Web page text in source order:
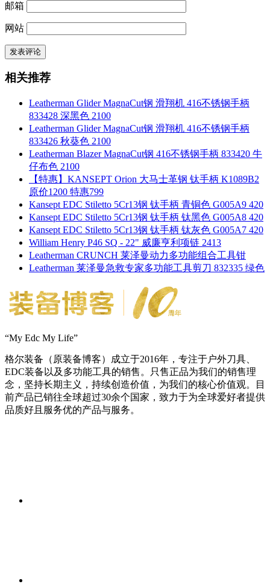
邮箱
网站
相关推荐
Leatherman Glider MagnaCut钢 滑翔机 416不锈钢手柄
833428 深黑色 2100
Leatherman Glider MagnaCut钢 滑翔机 416不锈钢手柄
833426 秋葵色 2100
Leatherman Blazer MagnaCut钢 416不锈钢手柄 833420 牛
仔布色 2100
【特惠】KANSEPT Orion 大马士革钢 钛手柄 K1089B2
原价1200 特惠799
Kansept EDC Stiletto 5Cr13钢 钛手柄 青铜色 G005A9 420
Kansept EDC Stiletto 5Cr13钢 钛手柄 钛黑色 G005A8 420
Kansept EDC Stiletto 5Cr13钢 钛手柄 钛灰色 G005A7 420
William Henry P46 SQ - 22" 威廉亨利项链 2413
Leatherman CRUNCH 莱泽曼动力多功能组合工具钳
Leatherman 莱泽曼急救专家多功能工具剪刀 832335 绿色
“My Edc My Life”
格尔装备（原装备博客）成立于2016年，专注于户外刀具、
EDC装备以及多功能工具的销售。只售正品为我们的销售理
念，坚持长期主义，持续创造价值，为我们的核心价值观。目
前产品已销往全球超过30余个国家，致力于为全球爱好者提供
品质好且服务优的产品与服务。